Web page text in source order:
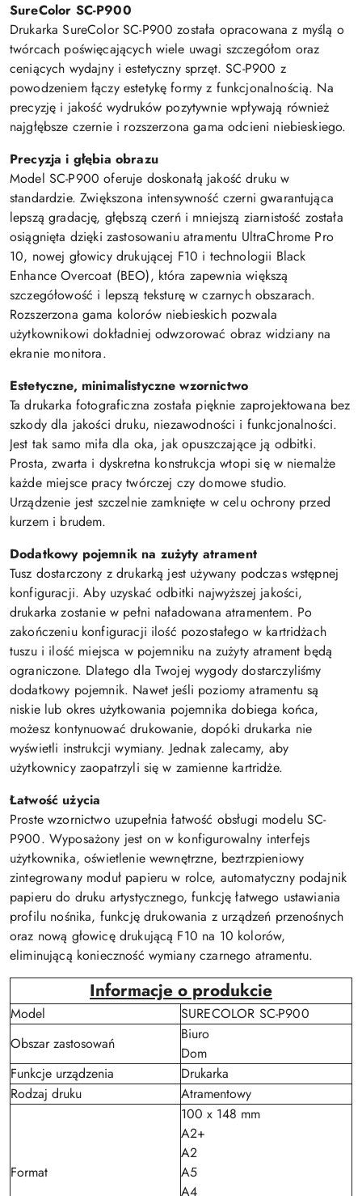
SureColor SC-P900
Drukarka SureColor SC-P900 została opracowana z myślą o
twórcach poświęcających wiele uwagi szczegółom oraz
ceniących wydajny i estetyczny sprzęt. SC-P900 z
powodzeniem łączy estetykę formy z funkcjonalnością. Na
precyzję i jakość wydruków pozytywnie wpływają również
najgłębsze czernie i rozszerzona gama odcieni niebieskiego.
Precyzja i głębia obrazu
Model SC-P900 oferuje doskonałą jakość druku w
standardzie. Zwiększona intensywność czerni gwarantująca
lepszą gradację, głębszą czerń i mniejszą ziarnistość została
osiągnięta dzięki zastosowaniu atramentu UltraChrome Pro
10, nowej głowicy drukującej F10 i technologii Black
Enhance Overcoat (BEO), która zapewnia większą
szczegółowość i lepszą teksturę w czarnych obszarach.
Rozszerzona gama kolorów niebieskich pozwala
użytkownikowi dokładniej odwzorować obraz widziany na
ekranie monitora.
Estetyczne, minimalistyczne wzornictwo
Ta drukarka fotograficzna została pięknie zaprojektowana bez
szkody dla jakości druku, niezawodności i funkcjonalności.
Jest tak samo miła dla oka, jak opuszczające ją odbitki.
Prosta, zwarta i dyskretna konstrukcja wtopi się w niemalże
każde miejsce pracy twórczej czy domowe studio.
Urządzenie jest szczelnie zamknięte w celu ochrony przed
kurzem i brudem.
Dodatkowy pojemnik na zużyty atrament
Tusz dostarczony z drukarką jest używany podczas wstępnej
konfiguracji. Aby uzyskać odbitki najwyższej jakości,
drukarka zostanie w pełni naładowana atramentem. Po
zakończeniu konfiguracji ilość pozostałego w kartridżach
tuszu i ilość miejsca w pojemniku na zużyty atrament będą
ograniczone. Dlatego dla Twojej wygody dostarczyliśmy
dodatkowy pojemnik. Nawet jeśli poziomy atramentu są
niskie lub okres użytkowania pojemnika dobiega końca,
możesz kontynuować drukowanie, dopóki drukarka nie
wyświetli instrukcji wymiany. Jednak zalecamy, aby
użytkownicy zaopatrzyli się w zamienne kartridże.
Łatwość użycia
Proste wzornictwo uzupełnia łatwość obsługi modelu SC-
P900. Wyposażony jest on w konfigurowalny interfejs
użytkownika, oświetlenie wewnętrzne, beztrzpieniowy
zintegrowany moduł papieru w rolce, automatyczny podajnik
papieru do druku artystycznego, funkcję łatwego ustawiania
profilu nośnika, funkcję drukowania z urządzeń przenośnych
oraz nową głowicę drukującą F10 na 10 kolorów,
eliminującą konieczność wymiany czarnego atramentu.
Informacje o produkcie
Model
SURECOLOR SC-P900
Obszar zastosowań
Biuro
Dom
Funkcje urządzenia
Drukarka
Rodzaj druku
Atramentowy
Format
100 x 148 mm
A2+
A2
A5
A4